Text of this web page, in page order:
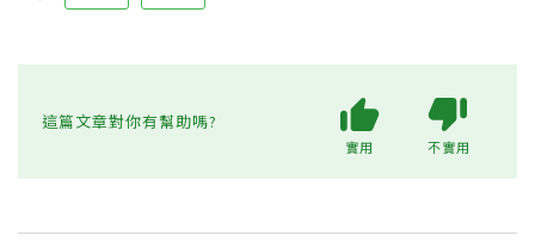
這篇文章對你有幫助嗎?
實用 不實用